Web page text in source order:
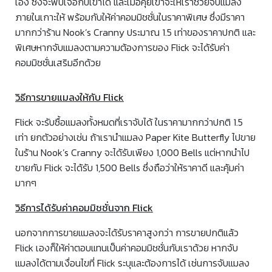
ภายในเกาะให้ พร้อมกับให้ค่าคอมมิชชั่นในราคาพิเศษ ซึ่งมีราคา
มากกว่าร้าน Nook’s Cranny ประมาณ 1.5 เท่าของราคาปกติ และ
พิเศษหากจับแมลงตามความต้องการของ Flick จะได้รับค่า
คอมมิชชั่นเสริมอีกด้วย
วิธีการขายแมลงให้กับ Flick
Flick จะรับซื้อแมลงทั้งหมดที่เราจับได้ ในราคามากกว่าปกติ 1.5
เท่า ยกตัวอย่างเช่น ถ้าเรานำแมลง Paper Kite Butterfly ไปขาย
ในร้าน Nook’s Cranny จะได้รับเพียง 1,000 Bells แต่หากนำไป
ขายกับ Flick จะได้รับ 1,500 Bells ซึ่งถือว่าให้ราคาดี และคุ้มค่า
มากๆ
วิธีการได้รับค่าคอมมิชชั่นจาก Flick
นอกจากการขายแมลงจะได้รับราคาสูงกว่า การขายปกติแล้ว
Flick เองก็ให้ค่าตอบแทนเป็นค่าคอมมิชชั่นกับเราด้วย หากจับ
แมลงได้ตามเงื่อนไขที่ Flick ระบุและต้องการได้ เช่นการจับแมลง